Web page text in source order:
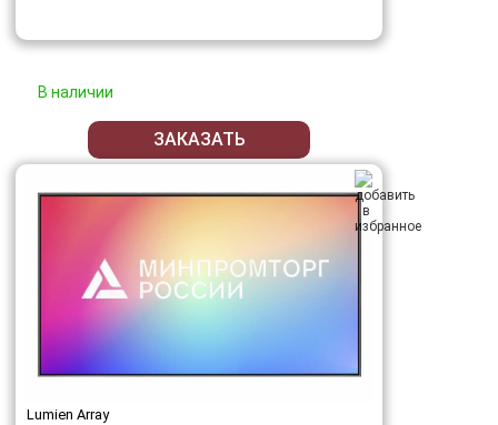
В наличии
ЗАКАЗАТЬ
Lumien Array